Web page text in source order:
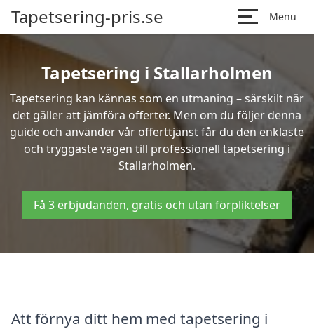
Tapetsering-pris.se Menu
Tapetsering i Stallarholmen
Tapetsering kan kännas som en utmaning – särskilt när
det gäller att jämföra offerter. Men om du följer denna
guide och använder vår offerttjänst får du den enklaste
och tryggaste vägen till professionell tapetsering i
Stallarholmen.
Få 3 erbjudanden, gratis och utan förpliktelser
Att förnya ditt hem med tapetsering i